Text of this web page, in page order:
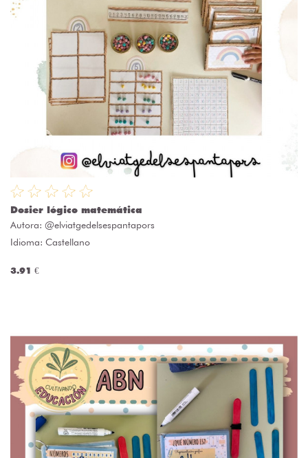
Dosier lógico matemática
Autora: @elviatgedelsespantapors
Idioma: Castellano
3.91 €